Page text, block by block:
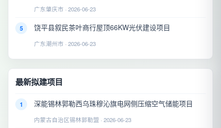
广东肇庆市 · 2026-06-23
5 饶平县叙民茶叶商行屋顶66KW光伏建设项目
广东潮州市 · 2026-06-23
最新拟建项目
1 深能锡林郭勒西乌珠穆沁旗电网侧压缩空气储能项目
内蒙古自治区锡林郭勒盟 · 2026-06-23